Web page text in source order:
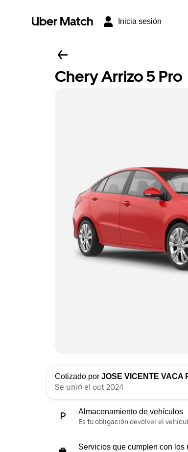
Uber Match Inicia sesión
Chery Arrizo 5 Pro
Cotizado por JOSE VICENTE VACA
Se unió el oct 2024
Almacenamiento de vehículos
Es tu obligación devolver el
Servicios que cumplen con los